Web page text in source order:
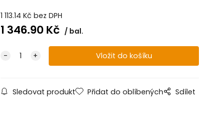
1 113.14 Kč bez DPH
1 346.90 Kč bal.
Sledovat produkt Přidat do oblíbených Sdílet